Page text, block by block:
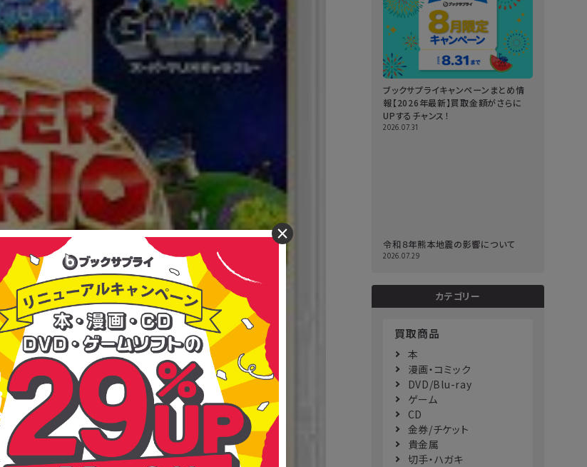
ブックサプライキャンペーンまとめ情
報【2026年最新】買取金額がさらに
UPするチャンス！
2026.07.31
令和８年熊本地震の影響について
2026.07.29
カテゴリー
買取商品
本
漫画・コミック
DVD/Blu-ray
ゲーム
CD
金券/チケット
貴金属
切手・ハガキ
×